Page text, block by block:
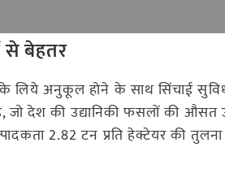
से बेहतर
लिये अनुकूल होने के साथ सिंचाई
जो देश की उद्यानिकी फसलों की औसत
2.82 टन प्रति हेक्टेयर की